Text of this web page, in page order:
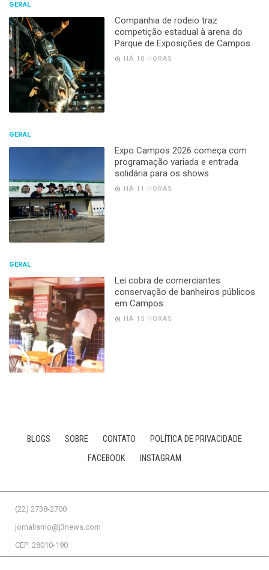
GERAL
Companhia de rodeio traz
competição estadual à arena do
Parque de Exposições de Campos
HÁ 10 HORAS
GERAL
Expo Campos 2026 começa com
programação variada e entrada
solidária para os shows
HÁ 11 HORAS
GERAL
Lei cobra de comerciantes
conservação de banheiros públicos
em Campos
HÁ 15 HORAS
BLOGS SOBRE CONTATO
POLÍTICA DE PRIVACIDADE
FACEBOOK
INSTAGRAM
(22) 2738-2700
jornalismo@j3news.com
CEP: 28010-190